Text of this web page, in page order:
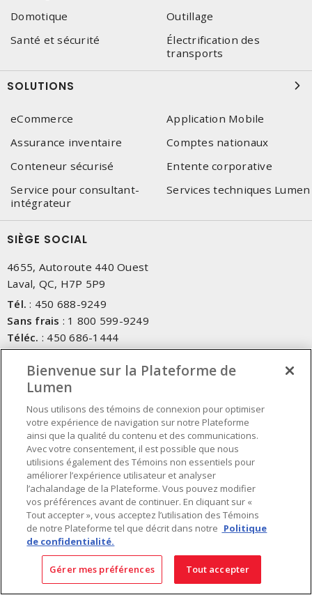
Domotique
Outillage
Santé et sécurité
Électrification des
transports
SOLUTIONS
eCommerce
Application Mobile
Assurance inventaire
Comptes nationaux
Conteneur sécurisé
Entente corporative
Service pour consultant-
intégrateur
Services techniques Lumen
SIÈGE SOCIAL
4655, Autoroute 440 Ouest
Laval, QC, H7P 5P9
Tél. : 450 688-9249
Sans frais : 1 800 599-9249
Téléc. : 450 686-1444
Service d'urgence:1 800 363-0303 (Après les heures de
bureau - 17h00 et 7h00, Frais applicables)
INSCRIVEZ-VOUS À L'INFOLETTRE
Obtenez des informations à jour sur les offres de Lumen
Bienvenue sur la Plateforme de
Lumen
Nous utilisons des témoins de connexion pour optimiser
votre expérience de navigation sur notre Plateforme
ainsi que la qualité du contenu et des communications.
Avec votre consentement, il est possible que nous
utilisions également des Témoins non essentiels pour
améliorer l’expérience utilisateur et analyser
l’achalandage de la Plateforme. Vous pouvez modifier
vos préférences avant de continuer. En cliquant sur «
Tout accepter », vous acceptez l’utilisation des Témoins
de notre Plateforme tel que décrit dans notre Politique
de confidentialité.
Gérer mes préférences Tout accepter